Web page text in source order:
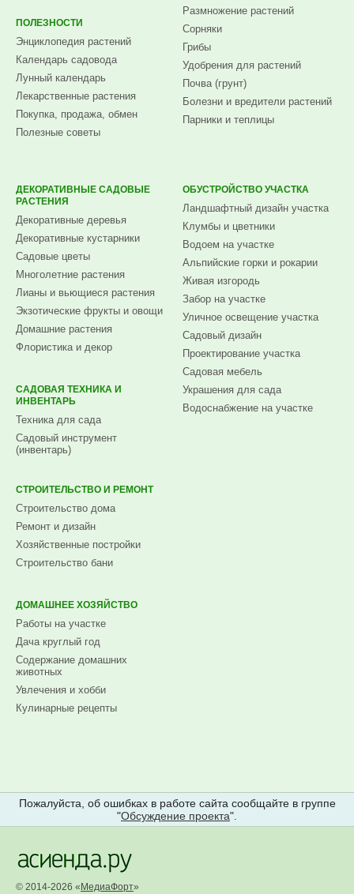
ПОЛЕЗНОСТИ
Энциклопедия растений
Календарь садовода
Лунный календарь
Лекарственные растения
Покупка, продажа, обмен
Полезные советы
Размножение растений
Сорняки
Грибы
Удобрения для растений
Почва (грунт)
Болезни и вредители растений
Парники и теплицы
ДЕКОРАТИВНЫЕ САДОВЫЕ
РАСТЕНИЯ
Декоративные деревья
Декоративные кустарники
Садовые цветы
Многолетние растения
Лианы и вьющиеся растения
Экзотические фрукты и овощи
Домашние растения
Флористика и декор
САДОВАЯ ТЕХНИКА И
ИНВЕНТАРЬ
Техника для сада
Садовый инструмент
(инвентарь)
ОБУСТРОЙСТВО УЧАСТКА
Ландшафтный дизайн участка
Клумбы и цветники
Водоем на участке
Альпийские горки и рокарии
Живая изгородь
Забор на участке
Уличное освещение участка
Садовый дизайн
Проектирование участка
Садовая мебель
Украшения для сада
Водоснабжение на участке
СТРОИТЕЛЬСТВО И РЕМОНТ
Строительство дома
Ремонт и дизайн
Хозяйственные постройки
Строительство бани
ДОМАШНЕЕ ХОЗЯЙСТВО
Работы на участке
Дача круглый год
Содержание домашних
животных
Увлечения и хобби
Кулинарные рецепты
Пожалуйста, об ошибках в работе сайта сообщайте в группе
"Обсуждение проекта".
© 2014-2026 «МедиаФорт»